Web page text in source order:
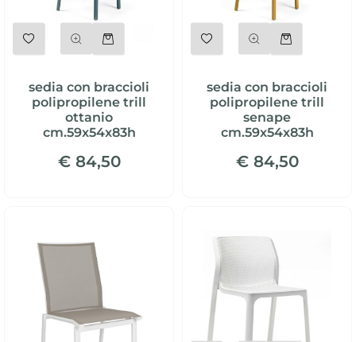
sedia con braccioli
polipropilene trill
ottanio
cm.59x54x83h
€ 84,50
sedia con braccioli
polipropilene trill
senape
cm.59x54x83h
€ 84,50